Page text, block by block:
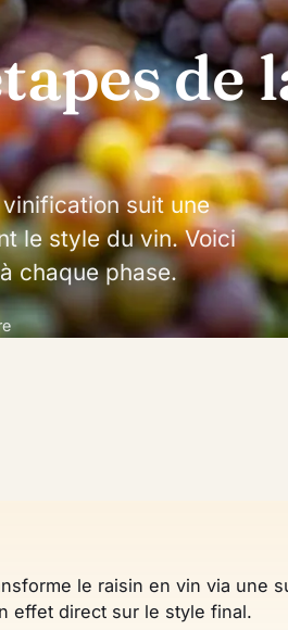
de
suit une
le style du vin. Voici
chaque phase.
le raisin en vin via une
effet direct sur le style final.